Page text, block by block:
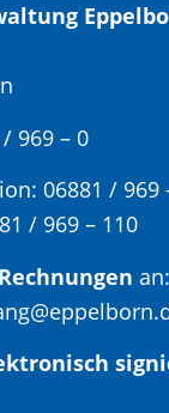
969 – 0
06881 / 969
/ 969 – 110
an: